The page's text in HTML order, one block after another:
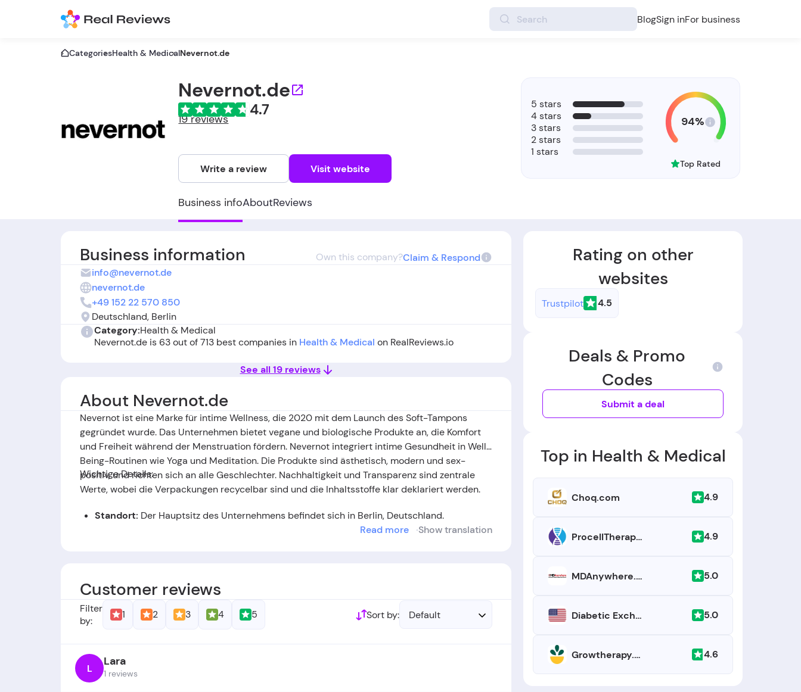
BlogSign inFor business
CategoriesHealth & MedicalNevernot.de
Nevernot.de
4.7
19 reviews
Write a review Visit website
Business infoAboutReviews
5 stars
4 stars
3 stars
2 stars
1 stars
94%
Top Rated
Business information Own this company?Claim & Respond
info@nevernot.de
nevernot.de
+49 152 22 570 850
Deutschland, Berlin
Category:Health & Medical
Nevernot.de is 63 out of 713 best companies in Health & Medical on RealReviews.io
See all 19 reviews
About Nevernot.de
Nevernot ist eine Marke für intime Wellness, die 2020 mit dem Launch des Soft-Tampons
gegründet wurde. Das Unternehmen bietet vegane und biologische Produkte an, die Komfort
und Freiheit während der Menstruation fördern. Nevernot integriert intime Gesundheit in Well-
Being-Routinen wie Yoga und Meditation. Die Produkte sind ästhetisch, modern und sex-
positiv, und richten sich an alle Geschlechter. Nachhaltigkeit und Transparenz sind zentrale
Werte, wobei die Verpackungen recycelbar sind und die Inhaltsstoffe klar deklariert werden.
Wichtige Details:
Standort: Der Hauptsitz des Unternehmens befindet sich in Berlin, Deutschland.
Read more Show translation
Rating on other
websites
Trustpilot 4.5
Deals & Promo
Codes
Submit a deal
Top in Health & Medical
Choq.com 4.9
ProcellTherapies.com 4.9
MDAnywhere.com 5.0
Diabetic Exchange USA 5.0
Growtherapy.com 4.6
Customer reviews
Sort by: Default
Filter
by:
1 2 3 4 5
L Lara
1 reviews